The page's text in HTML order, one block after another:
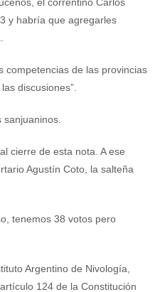
y habría que agregarles
competencias de las provincias
discusiones”.
cierre de esta nota. A ese
Agustín Coto, la salteña
tenemos 38 votos pero
Argentino de Nivología,
124 de la Constitución